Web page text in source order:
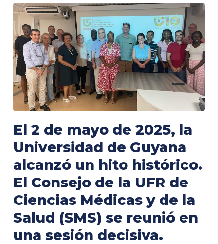
El 2 de mayo de 2025, la
Universidad de Guyana
alcanzó un hito histórico.
El Consejo de la UFR de
Ciencias Médicas y de la
Salud (SMS) se reunió en
una sesión decisiva.